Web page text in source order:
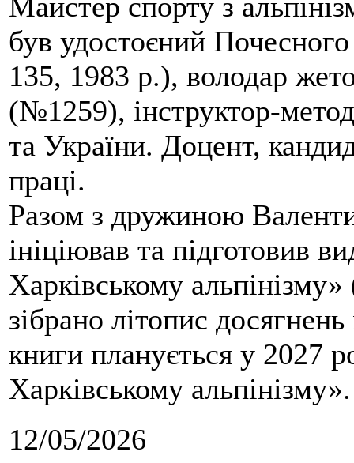
був удостоєний
135, 1983 р.), володар
(№1259), інструктор-
та України. Доцент,
праці.
Разом з дружиною
ініціював та підготовив
Харківському
зібрано літопис
книги планується у 2027
Харківському альпінізму».
12/05/2026